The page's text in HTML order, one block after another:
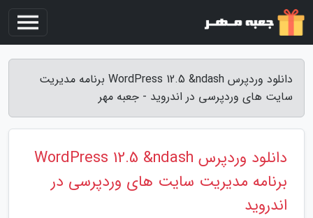
دانلود وردپرس WordPress 12.5 &ndash برنامه مدیریت
سایت های وردپرسی در اندروید - جعبه مهر
دانلود وردپرس WordPress 12.5 &ndash
برنامه مدیریت سایت های وردپرسی در
اندروید